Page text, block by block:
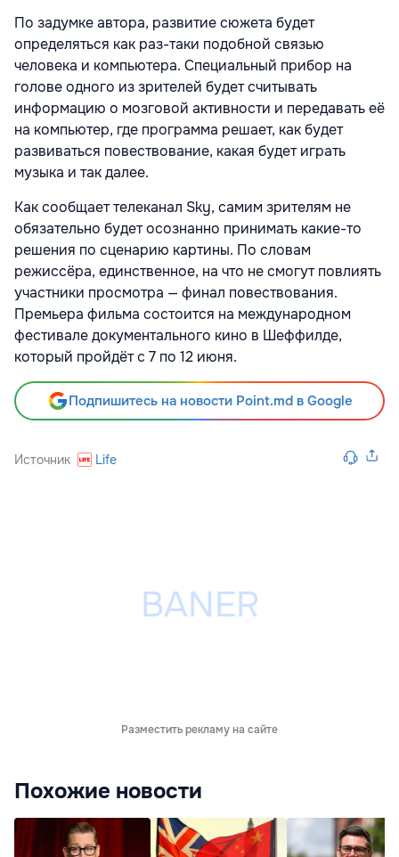
По задумке автора, развитие сюжета будет
определяться как раз-таки подобной связью
человека и компьютера. Специальный прибор на
голове одного из зрителей будет считывать
информацию о мозговой активности и передавать её
на компьютер, где программа решает, как будет
развиваться повествование, какая будет играть
музыка и так далее.
Как сообщает телеканал Sky, самим зрителям не
обязательно будет осознанно принимать какие-то
решения по сценарию картины. По словам
режиссёра, единственное, на что не смогут повлиять
участники просмотра — финал повествования.
Премьера фильма состоится на международном
фестивале документального кино в Шеффилде,
который пройдёт с 7 по 12 июня.
Подпишитесь на новости Point.md в Google
Источник Life
Разместить рекламу на сайте
Похожие новости